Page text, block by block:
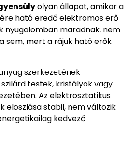
olyan állapot, amikor a
ható eredő elektromos erő
nyugalomban maradnak, nem
sem, mert a rájuk ható erők
szerkezetének
testek, kristályok vagy
Az elektrosztatikus
eloszlása stabil, nem változik
kedvező